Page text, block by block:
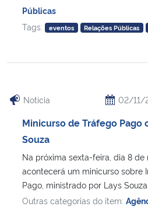
Públicas
Tags:
eventos Relações Públicas
Notícia 02/11/
Minicurso de Tráfego Pago
Souza
Na próxima sexta-feira, dia 8 de
acontecerá um minicurso sobre
Pago, ministrado por Lays
Outras categorias do item: